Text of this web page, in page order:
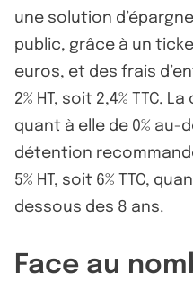
une solution
public, grâce à un
euros, et des frais
2% HT, soit 2,4% TTC.
quant à elle de 0% au-
détention
5% HT, soit 6% TTC,
dessous des 8 ans.
Face au